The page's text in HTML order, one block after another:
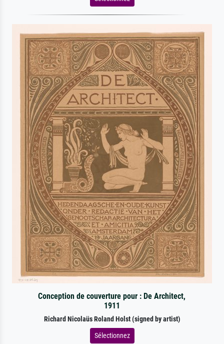
Conception de couverture pour : De Architect,
1911
Richard Nicolaüs Roland Holst (signed by artist)
Sélectionnez